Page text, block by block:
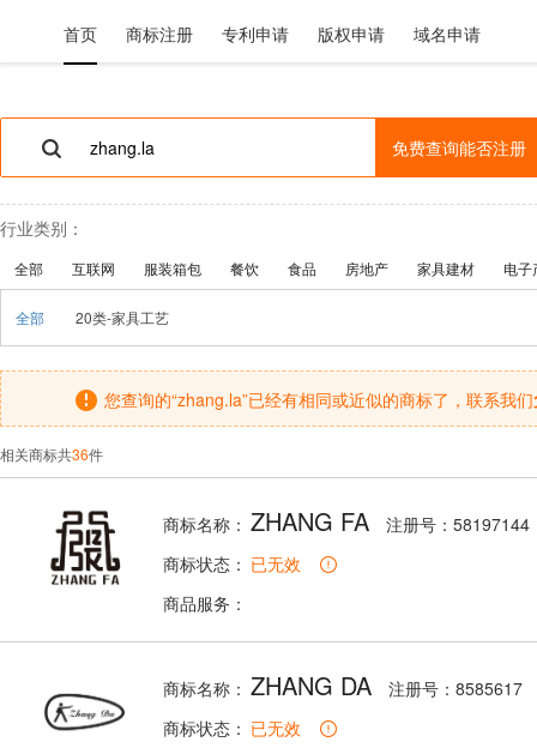
首页 商标注册 专利申请 版权申请 域名申请
免费查询能否注册
行业类别：
全部 互联网 服装箱包 餐饮 食品 房地产 家具建材 电子
全部 20类-家具工艺
您查询的“zhang.la”已经有相同或近似的商标了，联系我们
相关商标共36件
商标名称： ZHANG FA
注册号：58197144
商标状态： 已无效
商品服务：
商标名称： ZHANG DA
注册号：8585617
商标状态： 已无效